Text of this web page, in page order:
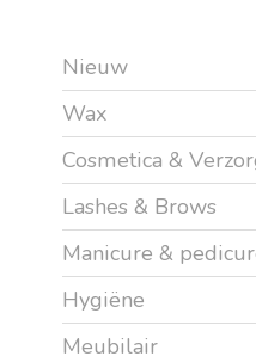
Nieuw
Wax
Cosmetica &
Lashes & Brows
Manicure &
Hygiëne
Meubilair